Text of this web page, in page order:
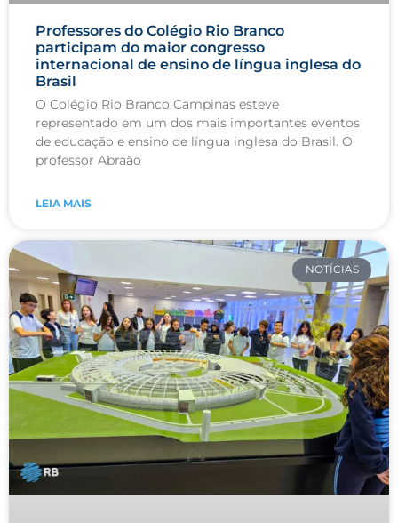
Professores do Colégio Rio Branco
participam do maior congresso
internacional de ensino de língua inglesa do
Brasil
O Colégio Rio Branco Campinas esteve
representado em um dos mais importantes eventos
de educação e ensino de língua inglesa do Brasil. O
professor Abraão
LEIA MAIS
NOTÍCIAS